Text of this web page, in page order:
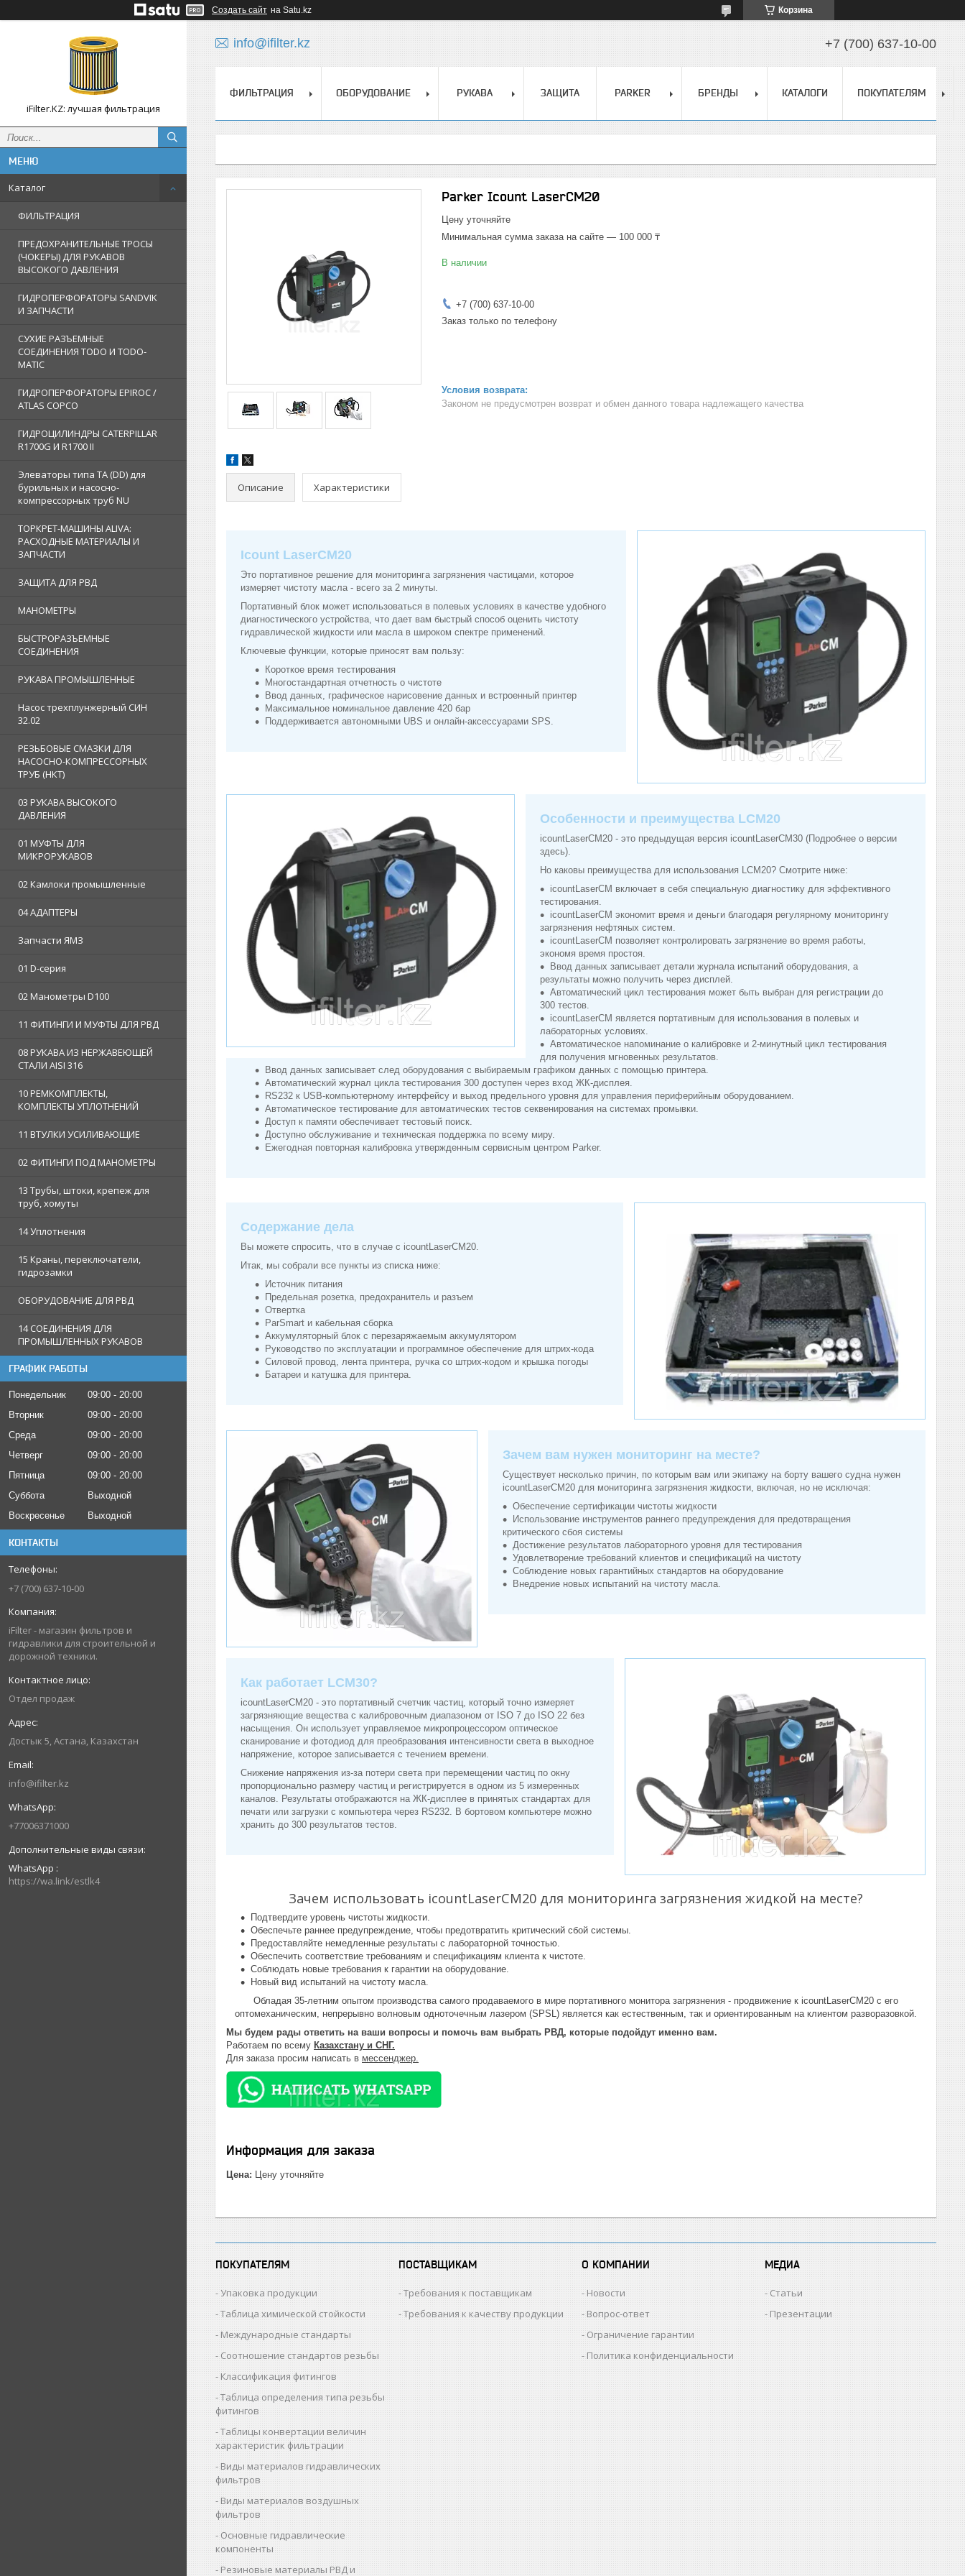
Создать сайт на Satu.kz Корзина
iFilter.KZ: лучшая фильтрация
Каталог
ФИЛЬТРАЦИЯ
ПРЕДОХРАНИТЕЛЬНЫЕ ТРОСЫ
(ЧОКЕРЫ) ДЛЯ РУКАВОВ
ВЫСОКОГО ДАВЛЕНИЯ
ГИДРОПЕРФОРАТОРЫ SANDVIK
И ЗАПЧАСТИ
СУХИЕ РАЗЪЕМНЫЕ
СОЕДИНЕНИЯ TODO И TODO-
MATIC
ГИДРОПЕРФОРАТОРЫ EPIROC /
ATLAS COPCO
ГИДРОЦИЛИНДРЫ CATERPILLAR
R1700G И R1700 II
Элеваторы типа TA (DD) для
бурильных и насосно-
компрессорных труб NU
ТОРКРЕТ-МАШИНЫ ALIVA:
РАСХОДНЫЕ МАТЕРИАЛЫ И
ЗАПЧАСТИ
ЗАЩИТА ДЛЯ РВД
МАНОМЕТРЫ
БЫСТРОРАЗЪЕМНЫЕ
СОЕДИНЕНИЯ
РУКАВА ПРОМЫШЛЕННЫЕ
Насос трехплунжерный СИН
32.02
РЕЗЬБОВЫЕ СМАЗКИ ДЛЯ
НАСОСНО-КОМПРЕССОРНЫХ
ТРУБ (НКТ)
03 РУКАВА ВЫСОКОГО
ДАВЛЕНИЯ
01 МУФТЫ ДЛЯ
МИКРОРУКАВОВ
02 Камлоки промышленные
04 АДАПТЕРЫ
Запчасти ЯМЗ
01 D-серия
02 Манометры D100
11 ФИТИНГИ И МУФТЫ ДЛЯ РВД
08 РУКАВА ИЗ НЕРЖАВЕЮЩЕЙ
СТАЛИ AISI 316
10 РЕМКОМПЛЕКТЫ,
КОМПЛЕКТЫ УПЛОТНЕНИЙ
11 ВТУЛКИ УСИЛИВАЮЩИЕ
02 ФИТИНГИ ПОД МАНОМЕТРЫ
13 Трубы, штоки, крепеж для
труб, хомуты
14 Уплотнения
15 Краны, переключатели,
гидрозамки
ОБОРУДОВАНИЕ ДЛЯ РВД
14 СОЕДИНЕНИЯ ДЛЯ
ПРОМЫШЛЕННЫХ РУКАВОВ
ГРАФИК РАБОТЫ
Понедельник 09:00
20:00
Вторник
09:00
20:00
Среда
09:00
20:00
Четверг
09:00
20:00
Пятница
09:00
20:00
Суббота
Выходной
Воскресенье
Выходной
КОНТАКТЫ
+7 (700) 637-10-00
iFilter - магазин фильтров и
гидравлики для строительной и
дорожной техники.
Отдел продаж
Достык 5, Астана, Казахстан
info@ifilter.kz
+77006371000
WhatsApp
https://wa.link/estlk4
info@ifilter.kz +7 (700) 637-10-00
ФИЛЬТРАЦИЯ ОБОРУДОВАНИЕ РУКАВА ЗАЩИТА PARKER БРЕНДЫ КАТАЛОГИ ПОКУПАТЕЛЯМ
Parker Icount LaserCM20
Цену уточняйте
Минимальная сумма заказа на сайте — 100 000 ₸
В наличии
+7 (700) 637-10-00
Заказ только по телефону
Законом не предусмотрен возврат и обмен данного товара надлежащего качества
Описание Характеристики
Icount LaserCM20
Это портативное решение для мониторинга загрязнения частицами, которое
измеряет чистоту масла - всего за 2 минуты.
Портативный блок может использоваться в полевых условиях в качестве удобного
диагностического устройства, что дает вам быстрый способ оценить чистоту
гидравлической жидкости или масла в широком спектре применений.
Ключевые функции, которые приносят вам пользу:
Короткое время тестирования
Многостандартная отчетность о чистоте
Ввод данных, графическое нарисовение данных и встроенный принтер
Максимальное номинальное давление 420 бар
Поддерживается автономными UBS и онлайн-аксессуарами SPS.
Особенности и преимущества LCM20
icountLaserCM20 - это предыдущая версия icountLaserCM30 (Подробнее о версии
здесь).
Но каковы преимущества для использования LCM20? Смотрите ниже:
icountLaserCM включает в себя специальную диагностику для эффективного
тестирования.
icountLaserCM экономит время и деньги благодаря регулярному мониторингу
загрязнения нефтяных систем.
icountLaserCM позволяет контролировать загрязнение во время работы,
экономя время простоя.
Ввод данных записывает детали журнала испытаний оборудования, а
результаты можно получить через дисплей.
Автоматический цикл тестирования может быть выбран для регистрации до
300 тестов.
icountLaserCM является портативным для использования в полевых и
лабораторных условиях.
Автоматическое напоминание о калибровке и 2-минутный цикл тестирования
для получения мгновенных результатов.
Ввод данных записывает след оборудования с выбираемым графиком данных с помощью принтера.
Автоматический журнал цикла тестирования 300 доступен через вход ЖК-дисплея.
RS232 к USB-компьютерному интерфейсу и выход предельного уровня для управления периферийным оборудованием.
Автоматическое тестирование для автоматических тестов секвенирования на системах промывки.
Доступ к памяти обеспечивает тестовый поиск.
Доступно обслуживание и техническая поддержка по всему миру.
Ежегодная повторная калибровка утвержденным сервисным центром Parker.
Содержание дела
Вы можете спросить, что в случае с icountLaserCM20.
Итак, мы собрали все пункты из списка ниже:
Источник питания
Предельная розетка, предохранитель и разъем
Отвертка
ParSmart и кабельная сборка
Аккумуляторный блок с перезаряжаемым аккумулятором
Руководство по эксплуатации и программное обеспечение для штрих-кода
Силовой провод, лента принтера, ручка со штрих-кодом и крышка погоды
Батареи и катушка для принтера.
Зачем вам нужен мониторинг на месте?
Существует несколько причин, по которым вам или экипажу на борту вашего судна нужен
icountLaserCM20 для мониторинга загрязнения жидкости, включая, но не исключая:
Обеспечение сертификации чистоты жидкости
Использование инструментов раннего предупреждения для предотвращения
критического сбоя системы
Достижение результатов лабораторного уровня для тестирования
Удовлетворение требований клиентов и спецификаций на чистоту
Соблюдение новых гарантийных стандартов на оборудование
Внедрение новых испытаний на чистоту масла.
Как работает LCM30?
icountLaserCM20 - это портативный счетчик частиц, который точно измеряет
загрязняющие вещества с калибровочным диапазоном от ISO 7 до ISO 22 без
насыщения. Он использует управляемое микропроцессором оптическое
сканирование и фотодиод для преобразования интенсивности света в выходное
напряжение, которое записывается с течением времени.
Снижение напряжения из-за потери света при перемещении частиц по окну
пропорционально размеру частиц и регистрируется в одном из 5 измеренных
каналов. Результаты отображаются на ЖК-дисплее в принятых стандартах для
печати или загрузки с компьютера через RS232. В бортовом компьютере можно
хранить до 300 результатов тестов.
Зачем использовать icountLaserCM20 для мониторинга загрязнения жидкой на месте?
Подтвердите уровень чистоты жидкости.
Обеспечьте раннее предупреждение, чтобы предотвратить критический сбой системы.
Предоставляйте немедленные результаты с лабораторной точностью.
Обеспечить соответствие требованиям и спецификациям клиента к чистоте.
Соблюдать новые требования к гарантии на оборудование.
Новый вид испытаний на чистоту масла.
Обладая 35-летним опытом производства самого продаваемого в мире портативного монитора загрязнения - продвижение к icountLaserCM20 с его
оптомеханическим, непрерывно волновым одноточечным лазером (SPSL) является как естественным, так и ориентированным на клиентом разворазовкой.
Мы будем рады ответить на ваши вопросы и помочь вам выбрать РВД, которые подойдут именно вам.
Работаем по всему Казахстану и СНГ.
Для заказа просим написать в мессенджер.
Информация для заказа
Цена: Цену уточняйте
ПОКУПАТЕЛЯМ
Упаковка продукции
Таблица химической стойкости
Международные стандарты
Соотношение стандартов резьбы
Классификация фитингов
Таблица определения типа резьбы
фитингов
Таблицы конвертации величин
характеристик фильтрации
Виды материалов гидравлических
фильтров
Виды материалов воздушных
фильтров
Основные гидравлические
компоненты
Резиновые материалы РВД и
ПОСТАВЩИКАМ
Требования к поставщикам
Требования к качеству продукции
О КОМПАНИИ
Новости
Вопрос-ответ
Ограничение гарантии
Политика конфиденциальности
МЕДИА
Статьи
Презентации